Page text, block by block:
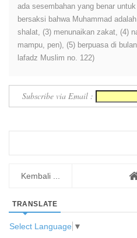
ada sesembahan yang benar
bersaksi bahwa Muhammad
shalat, (3) menunaikan zakat, (4)
mampu, pen), (5) berpuasa di
lafadz Muslim no. 122)
Subscribe via Email :
Kembali ...
TRANSLATE
Select Language ▼